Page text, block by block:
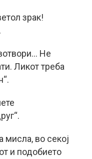
зрак!
Не
Ликот треба
мисла, во секој
и подобието